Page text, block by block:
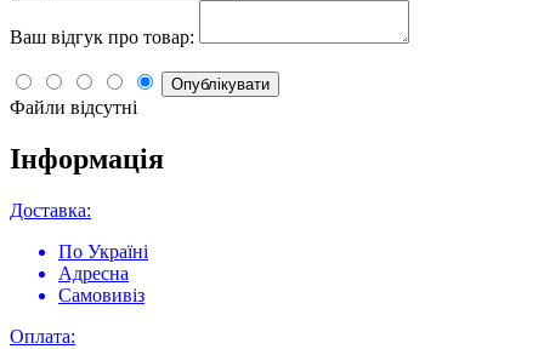
Ваш відгук про товар:
Опублікувати
Файли відсутні
Інформація
Доставка:
По Україні
Адресна
Самовивіз
Оплата: